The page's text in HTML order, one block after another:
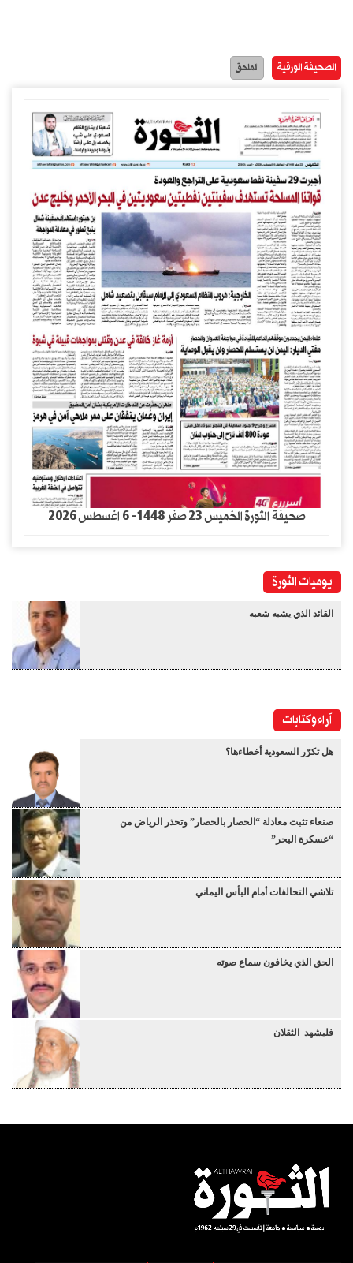
الصحيفة الورقية الملحق
صحيفة الثورة الخميس 23 صفر 1448- 6 اغسطس 2026
يوميات الثورة
القائد الذي يشبه شعبه
آراء وكتابات
هل تكرّر السعودية أخطاءها؟
صنعاء تثبت معادلة “الحصار بالحصار” وتحذر الرياض من
“عسكرة البحر”
تلاشي التحالفات أمام البأس اليماني
الحق الذي يخافون سماع صوته
فليشهد الثقلان